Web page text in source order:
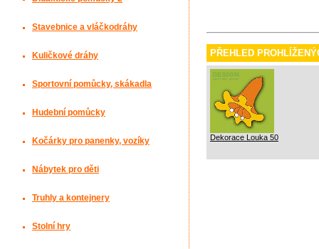
PŘEHLED
Dekorace Louka 50
Stavebnice a vláčkodráhy
Kuličkové dráhy
Sportovní pomůcky, skákadla
Hudební pomůcky
Kočárky pro panenky, vozíky
Nábytek pro děti
Truhly a kontejnery
Stolní hry